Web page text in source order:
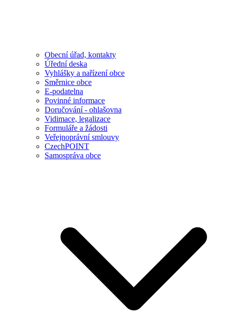
Obecní úřad, kontakty
Úřední deska
Vyhlášky a nařízení obce
Směrnice obce
E-podatelna
Povinné informace
Doručování - ohlašovna
Vidimace, legalizace
Formuláře a žádosti
Veřejnoprávní smlouvy
CzechPOINT
Samospráva obce